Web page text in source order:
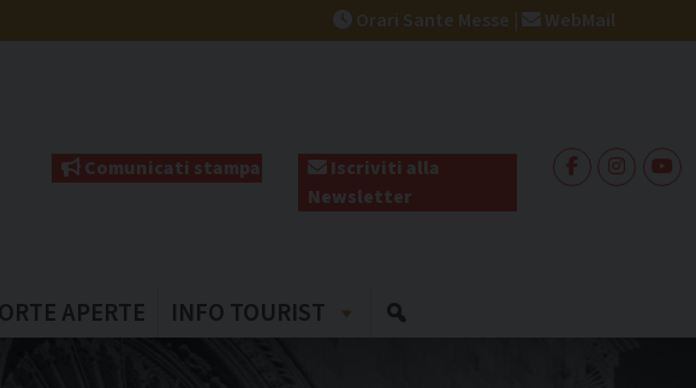
Orari Sante Messe | WebMail
Comunicati stampa
Iscriviti alla
Newsletter
APERTE INFO TOURIST